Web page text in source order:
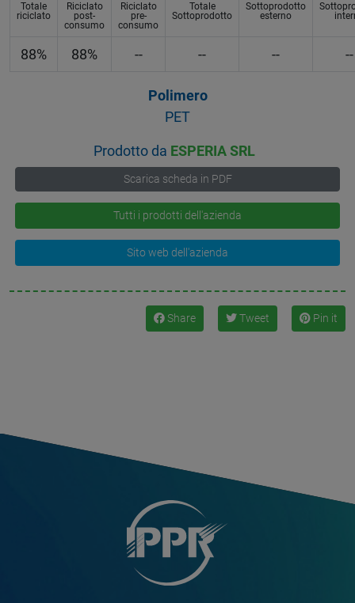
Totale
riciclato
Riciclato
post-
consumo
Riciclato
pre-
consumo
Totale
Sottoprodotto
Sottoprodotto
esterno
88% 88% -- -- -- --
Polimero
PET
Prodotto da ESPERIA SRL
Scarica scheda in PDF
Tutti i prodotti dell'azienda
Sito web dell'azienda
Share Tweet Pin it